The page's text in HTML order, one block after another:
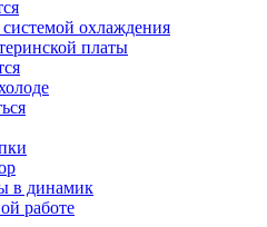
охлаждения
платы
в динамик
работе